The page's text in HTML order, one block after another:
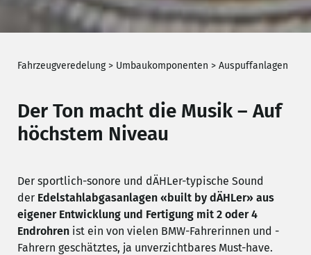
Fahrzeugveredelung> Umbaukomponenten > Auspuffanlagen
Der Ton macht die Musik – Auf
höchstem Niveau
Der sportlich-sonore und dÄHLer-typische Sound
der Edelstahlabgasanlagen «built by dÄHLer» aus
eigener Entwicklung und Fertigung mit 2 oder 4
Endrohren ist ein von vielen BMW-Fahrerinnen und -
Fahrern geschätztes, ja unverzichtbares Must-have.